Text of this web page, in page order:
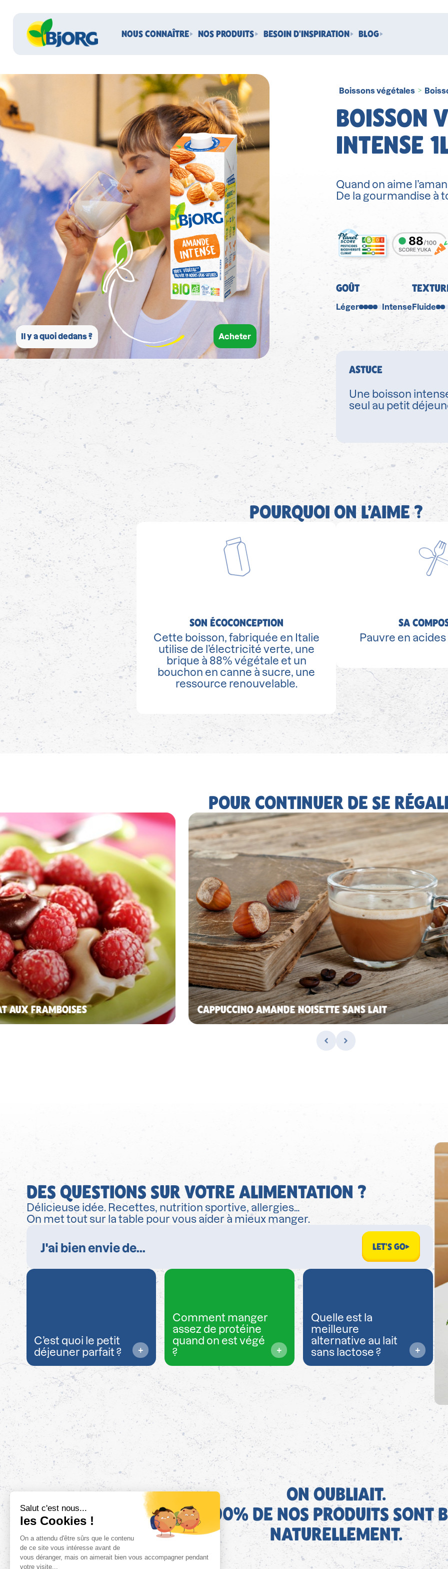
NOUS CONNAÎTRE NOS PRODUITS BESOIN D'INSPIRATION BLOG
Il y a quoi dedans ? Acheter
Boissons végétales >
BOISSON
INTENSE
Quand on aime
De la gourmandise à
GOÛT
Léger Intense Fluide
ASTUCE
Une boisson
seul au petit
POURQUOI ON L’AIME ?
SON ÉCOCONCEPTION
Cette boisson, fabriquée en Italie
utilise de l’électricité verte, une
brique à 88% végétale et un
bouchon en canne à sucre, une
ressource renouvelable.
SA
Pauvre en
POUR CONTINUER DE SE
AUX FRAMBOISES CAPPUCCINO AMANDE NOISETTE SANS LAIT
DES QUESTIONS SUR VOTRE ALIMENTATION ?
Délicieuse idée. Recettes, nutrition sportive, allergies…
On met tout sur la table pour vous aider à mieux manger.
LET'S GO
C’est quoi le petit
déjeuner parfait ?
Comment manger
assez de protéine
quand on est végé
?
Quelle est la
meilleure
alternative au lait
sans lactose ?
ON OUBLIAIT.
100% DE NOS PRODUITS SONT
NATURELLEMENT.